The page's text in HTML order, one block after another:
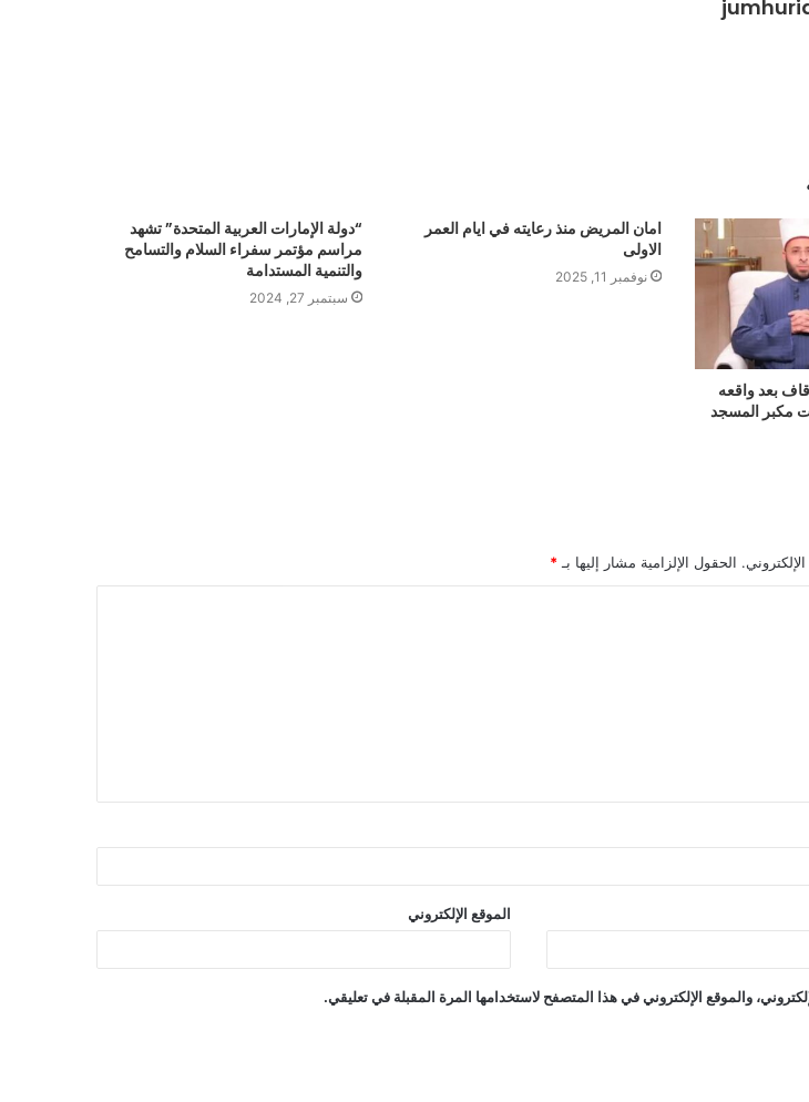
بعد واقعه
مكبر المسجد
امان المريض منذ رعايته في ايام العمر
الاولى
نوفمبر 11, 2025
“دولة الإمارات العربية المتحدة” تشهد
مراسم مؤتمر سفراء السلام والتسامح
والتنمية المستدامة
سبتمبر 27, 2024
الحقول الإلزامية مشار إليها بـ *
الموقع الإلكتروني
والموقع الإلكتروني في هذا المتصفح لاستخدامها المرة المقبلة في تعليقي.